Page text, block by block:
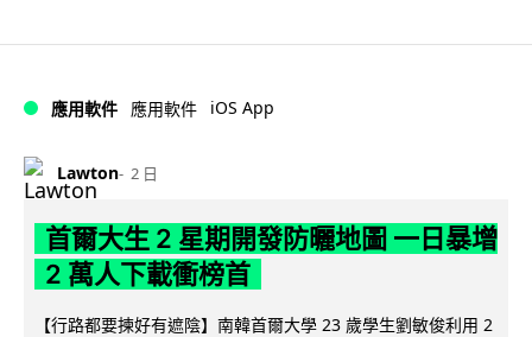
應用軟件 應用軟件 iOS App
Lawton 2 日
首爾大生 2 星期開發防曬地圖 一日暴增
2 萬人下載衝榜首
【行路都要揀好有遮陰】南韓首爾大學 23 歲學生劉敏俊利用 2